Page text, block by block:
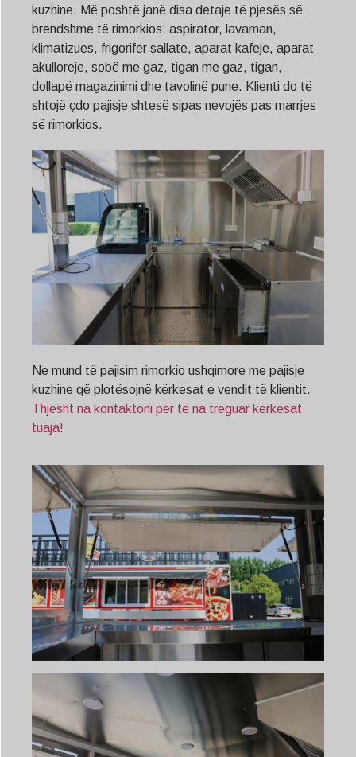
kuzhine. Më poshtë janë disa detaje të pjesës së
brendshme të rimorkios: aspirator, lavaman,
klimatizues, frigorifer sallate, aparat kafeje, aparat
akulloreje, sobë me gaz, tigan me gaz, tigan,
dollapë magazinimi dhe tavolinë pune. Klienti do të
shtojë çdo pajisje shtesë sipas nevojës pas marrjes
së rimorkios.
Ne mund të pajisim rimorkio ushqimore me pajisje
kuzhine që plotësojnë kërkesat e vendit të klientit.
Thjesht na kontaktoni për të na treguar kërkesat
tuaja!